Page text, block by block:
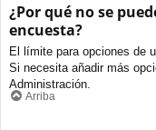
¿Por qué no se
encuesta?
El límite para opciones de
Si necesita añadir más
Administración.
Arriba